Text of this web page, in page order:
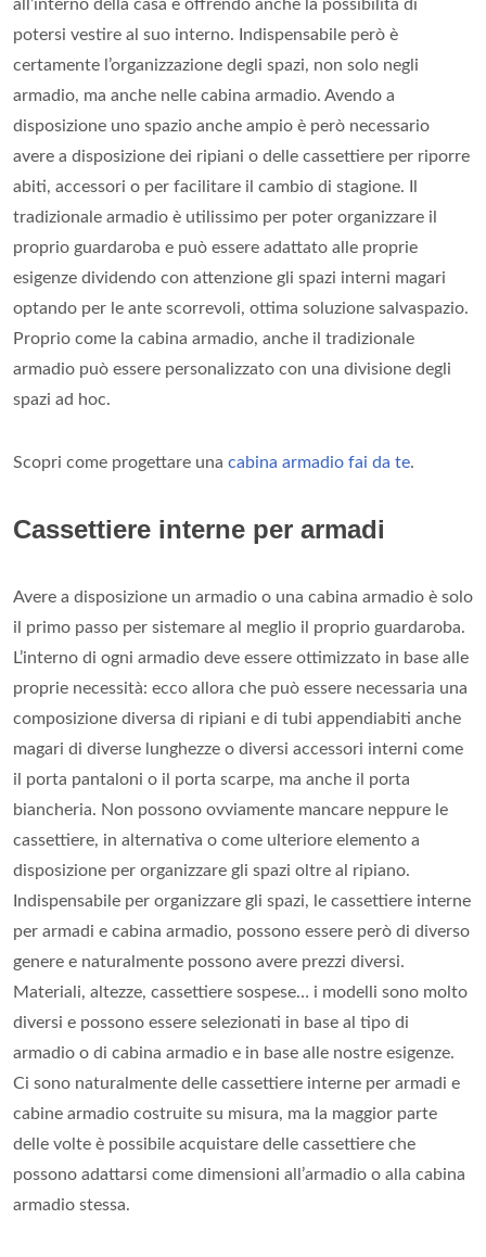
all’interno della casa e offrendo anche la possibilità di
potersi vestire al suo interno. Indispensabile però è
certamente l’organizzazione degli spazi, non solo negli
armadio, ma anche nelle cabina armadio. Avendo a
disposizione uno spazio anche ampio è però necessario
avere a disposizione dei ripiani o delle cassettiere per riporre
abiti, accessori o per facilitare il cambio di stagione. Il
tradizionale armadio è utilissimo per poter organizzare il
proprio guardaroba e può essere adattato alle proprie
esigenze dividendo con attenzione gli spazi interni magari
optando per le ante scorrevoli, ottima soluzione salvaspazio.
Proprio come la cabina armadio, anche il tradizionale
armadio può essere personalizzato con una divisione degli
spazi ad hoc.
Scopri come progettare una cabina armadio fai da te.
Cassettiere interne per armadi
Avere a disposizione un armadio o una cabina armadio è solo
il primo passo per sistemare al meglio il proprio guardaroba.
L’interno di ogni armadio deve essere ottimizzato in base alle
proprie necessità: ecco allora che può essere necessaria una
composizione diversa di ripiani e di tubi appendiabiti anche
magari di diverse lunghezze o diversi accessori interni come
il porta pantaloni o il porta scarpe, ma anche il porta
biancheria. Non possono ovviamente mancare neppure le
cassettiere, in alternativa o come ulteriore elemento a
disposizione per organizzare gli spazi oltre al ripiano.
Indispensabile per organizzare gli spazi, le cassettiere interne
per armadi e cabina armadio, possono essere però di diverso
genere e naturalmente possono avere prezzi diversi.
Materiali, altezze, cassettiere sospese… i modelli sono molto
diversi e possono essere selezionati in base al tipo di
armadio o di cabina armadio e in base alle nostre esigenze.
Ci sono naturalmente delle cassettiere interne per armadi e
cabine armadio costruite su misura, ma la maggior parte
delle volte è possibile acquistare delle cassettiere che
possono adattarsi come dimensioni all’armadio o alla cabina
armadio stessa.